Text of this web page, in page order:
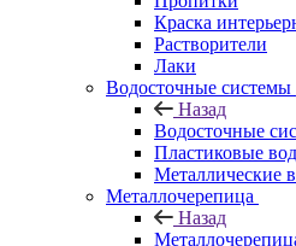
Краска
Растворители
Лаки
Водосточные системы
Назад
Водосточные
Пластиковые
Металлические
Металлочерепица
Назад